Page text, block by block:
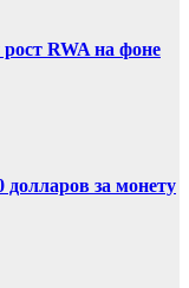
RWA на фоне
долларов за монету